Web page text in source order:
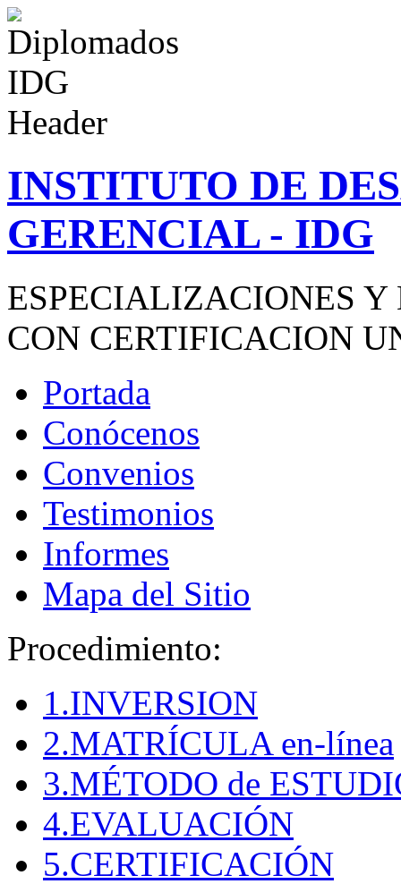
INSTITUTO DE
GERENCIAL - IDG
ESPECIALIZACIONES
CON CERTIFICACION
Portada
Conócenos
Convenios
Testimonios
Informes
Mapa del Sitio
Procedimiento:
1.INVERSION
2.MATRÍCULA en-línea
3.MÉTODO de
4.EVALUACIÓN
5.CERTIFICACIÓN